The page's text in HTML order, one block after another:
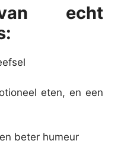
echt
eten, en een
beter humeur